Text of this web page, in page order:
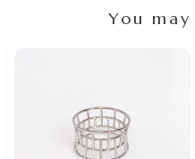
You